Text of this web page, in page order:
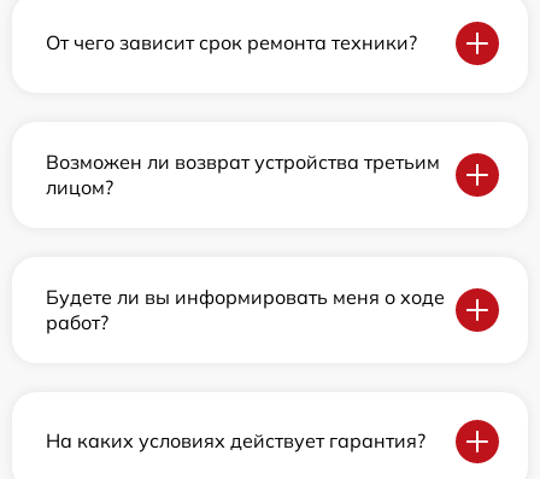
От чего зависит срок ремонта техники?
Возможен ли возврат устройства третьим
лицом?
Будете ли вы информировать меня о ходе
работ?
На каких условиях действует гарантия?